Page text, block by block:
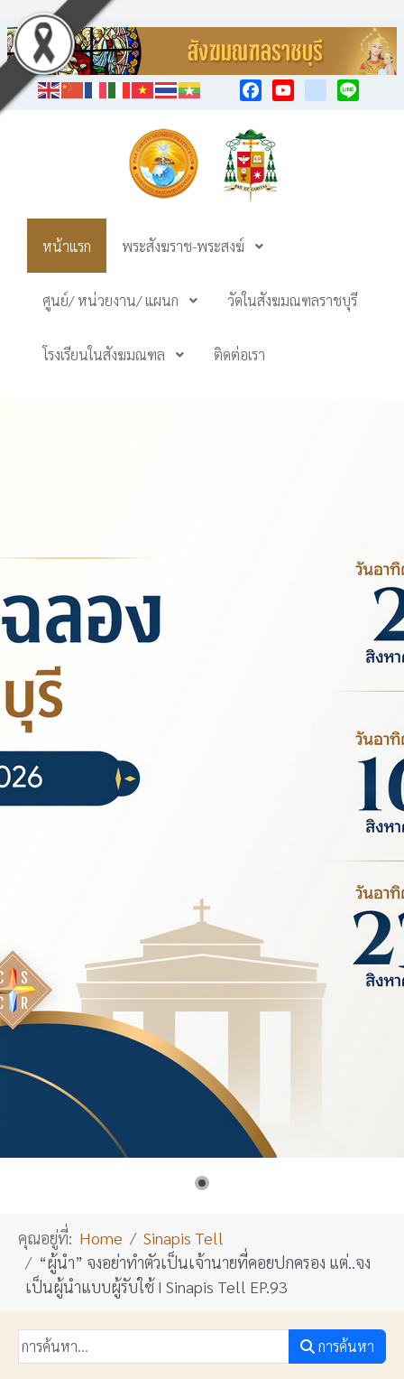
หน้าแรก พระสังฆราช-พระสงฆ์
ศูนย์/ หน่วยงาน/ แผนก วัดในสังฆมณฑลราชบุรี
โรงเรียนในสังฆมณฑล ติดต่อเรา
คุณอยู่ที่: Home
Sinapis Tell
“ผู้นำ” จงอย่าทำตัวเป็นเจ้านายที่คอยปกครอง แต่..จง
เป็นผู้นำแบบผู้รับใช้ I Sinapis Tell EP.93
การค้นหา